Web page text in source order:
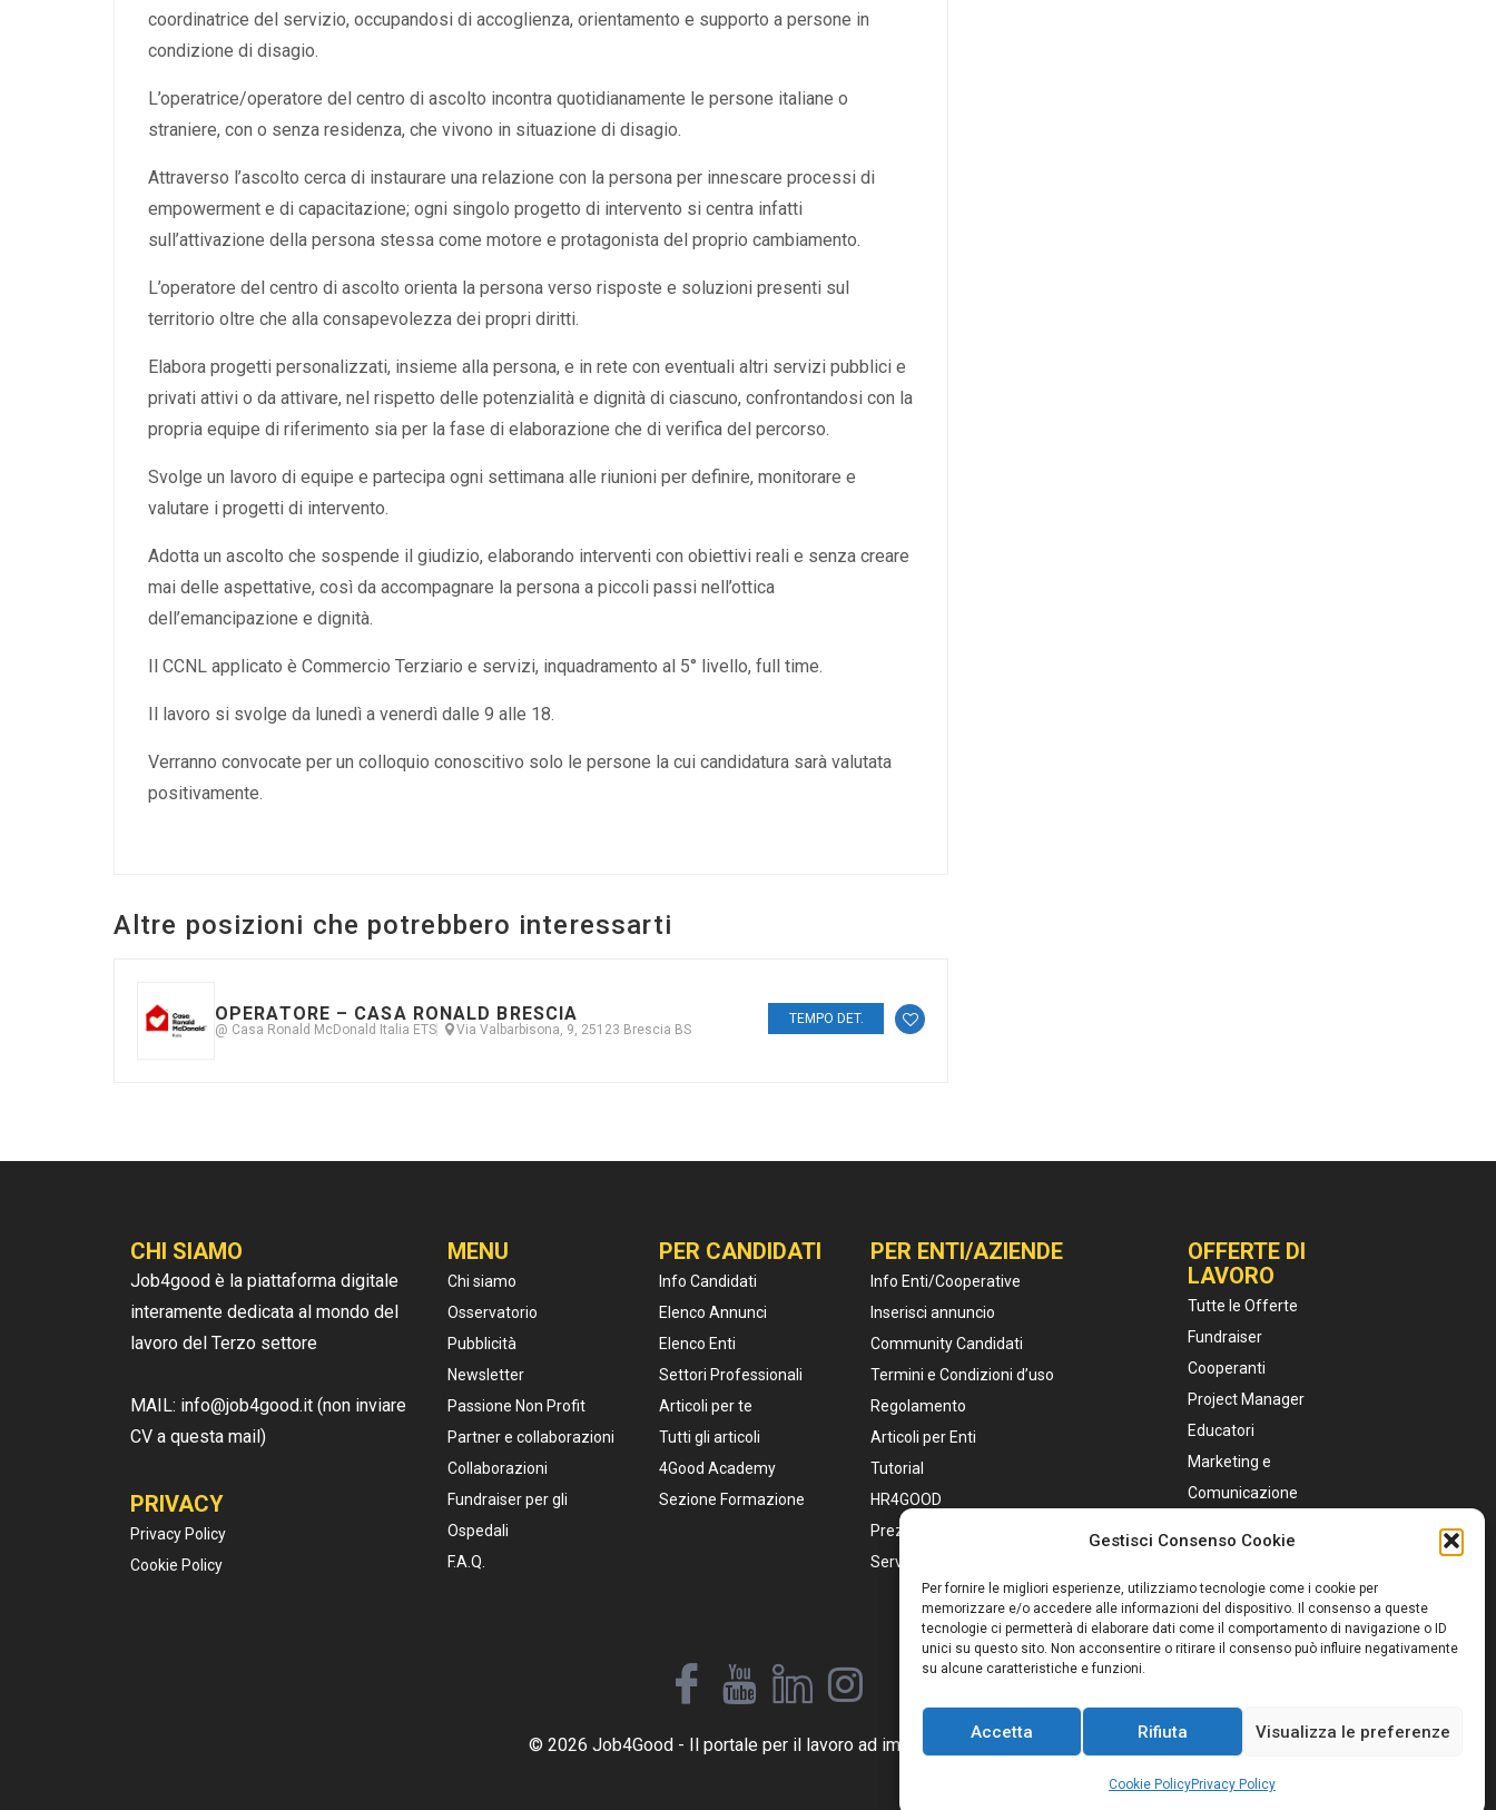
Gestisci Consenso Cookie
Per fornire le migliori esperienze, utilizziamo tecnologie come i cookie per
memorizzare e/o accedere alle informazioni del dispositivo. Il consenso a queste
tecnologie ci permetterà di elaborare dati come il comportamento di navigazione o ID
unici su questo sito. Non acconsentire o ritirare il consenso può influire negativamente
su alcune caratteristiche e funzioni.
Accetta Rifiuta Visualizza le preferenze
Cookie PolicyPrivacy Policy
coordinatrice del servizio, occupandosi di accoglienza, orientamento e supporto a persone in
condizione di disagio.
L’operatrice/operatore del centro di ascolto incontra quotidianamente le persone italiane o
straniere, con o senza residenza, che vivono in situazione di disagio.
Attraverso l’ascolto cerca di instaurare una relazione con la persona per innescare processi di
empowerment e di capacitazione; ogni singolo progetto di intervento si centra infatti
sull’attivazione della persona stessa come motore e protagonista del proprio cambiamento.
L’operatore del centro di ascolto orienta la persona verso risposte e soluzioni presenti sul
territorio oltre che alla consapevolezza dei propri diritti.
Elabora progetti personalizzati, insieme alla persona, e in rete con eventuali altri servizi pubblici e
privati attivi o da attivare, nel rispetto delle potenzialità e dignità di ciascuno, confrontandosi con la
propria equipe di riferimento sia per la fase di elaborazione che di verifica del percorso.
Svolge un lavoro di equipe e partecipa ogni settimana alle riunioni per definire, monitorare e
valutare i progetti di intervento.
Adotta un ascolto che sospende il giudizio, elaborando interventi con obiettivi reali e senza creare
mai delle aspettative, così da accompagnare la persona a piccoli passi nell’ottica
dell’emancipazione e dignità.
Il CCNL applicato è Commercio Terziario e servizi, inquadramento al 5° livello, full time.
Il lavoro si svolge da lunedì a venerdì dalle 9 alle 18.
Verranno convocate per un colloquio conoscitivo solo le persone la cui candidatura sarà valutata
positivamente.
Altre posizioni che potrebbero interessarti
OPERATORE – CASA RONALD BRESCIA
@ Casa Ronald McDonald Italia ETS Via Valbarbisona, 9, 25123 Brescia BS
TEMPO DET.
CHI SIAMO
Job4good è la piattaforma digitale
interamente dedicata al mondo del
lavoro del Terzo settore
MAIL: info@job4good.it (non inviare
CV a questa mail)
PRIVACY
Privacy Policy
Cookie Policy
MENU
Chi siamo
Osservatorio
Pubblicità
Newsletter
Passione Non Profit
Partner e collaborazioni
Collaborazioni
Fundraiser per gli
Ospedali
F.A.Q.
PER CANDIDATI
Info Candidati
Elenco Annunci
Elenco Enti
Settori Professionali
Articoli per te
Tutti gli articoli
4Good Academy
Sezione Formazione
PER ENTI/AZIENDE
Info Enti/Cooperative
Inserisci annuncio
Community Candidati
Termini e Condizioni d’uso
Regolamento
Articoli per Enti
Tutorial
HR4GOOD
Prezzi Pacchetti
Servizi per HR
OFFERTE DI
LAVORO
Tutte le Offerte
Fundraiser
Cooperanti
Project Manager
Educatori
Marketing e
Comunicazione
Servizio Civile
© 2026 Job4Good - Il portale per il lavoro ad impatto sociale